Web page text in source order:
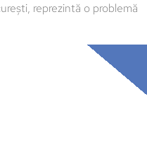
reprezintă o problemă